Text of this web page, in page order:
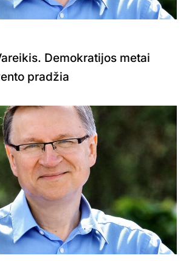
Demokratijos metai
pradžia